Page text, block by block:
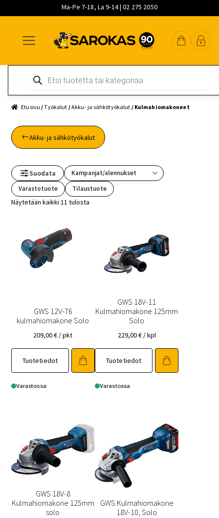
Ma-Pe 7-18, La 9-14 | 02 275 2050
navigointiin
sisältöön
pääsisältöön
search
Etusivu /Työkalut /Akku- ja sähkötyökalut / Kulmahiomakoneet
Akku- ja sähkötyökalut
Suodata
Varastotuote Tilaustuote
Näytetään kaikki 11 tulosta
GWS 12V-76
kulmahiomakone Solo
209,00€ / pkt
Tuotetiedot
Varastossa
GWS 18V-11
Kulmahiomakone 125mm
Solo
229,00€ / kpl
Tuotetiedot
Varastossa
GWS 18V-8
Kulmahiomakone 125mm
solo
GWS Kulmahiomakone
18V-10, Solo